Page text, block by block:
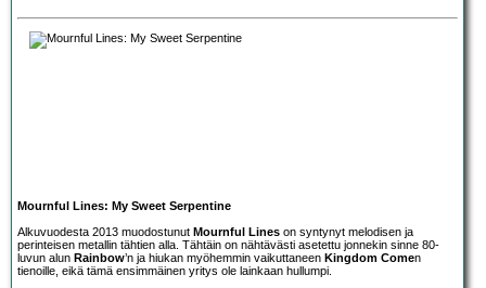
Mournful Lines: My Sweet Serpentine
Alkuvuodesta 2013 muodostunut Mournful Lines on syntynyt melodisen ja
perinteisen metallin tähtien alla. Tähtäin on nähtävästi asetettu jonnekin sinne 80-
luvun alun Rainbow’n ja hiukan myöhemmin vaikuttaneen Kingdom Comen
tienoille, eikä tämä ensimmäinen yritys ole lainkaan hullumpi.